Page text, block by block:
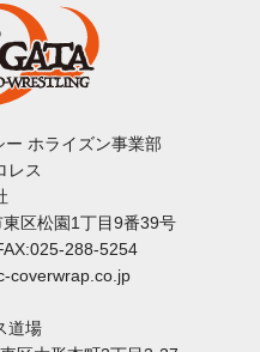
ホライズン事業部
レス
区松園1丁目9番39号
288-5254
coverwrap.co.jp
道場